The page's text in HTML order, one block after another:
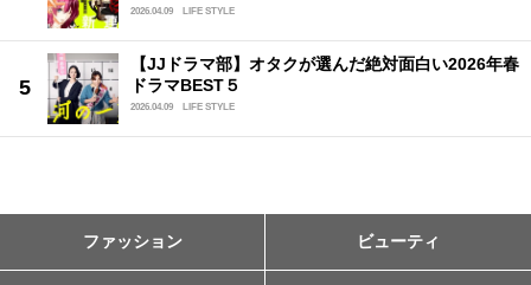
2026.04.09 LIFE STYLE
【JJドラマ部】オタクが選んだ絶対面白い2026年春
ドラマBEST５
2026.04.09 LIFE STYLE
ファッション ビューティ